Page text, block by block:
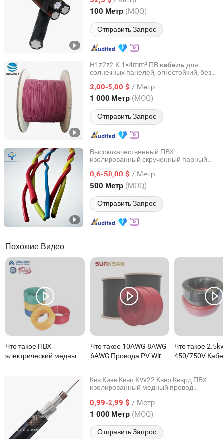
линии передачи
100 Метр (MOQ)
Отправить Запрос
Henan, China с 2026
H1z2z2-K 1×4mm² ПВ кабель для
солнечных панелей, огнестойкий, без
2,00-5,00 $ / Метр
1 000 Метр (MOQ)
Отправить Запрос
Inner Mongolia Zhengbiao Jinda Cable Co., Ltd.
InnerMongolia, China с 2026
Высококачественный ПВХ
изолированный скрученный парный
резиновый электрический провод для
изолированного гибкого скрученного
парного кабеля Rvs
0,6-50,00 $ / Метр
500 Метр (MOQ)
Отправить Запрос
Henan Yuyunxin Cable Co., Ltd.
Henan, China с 2026
Похожие Видео
Что такое ПВХ
электрический медный
гибкий электрический
Что такое 10AWG 8AWG
6AWG Провода PV Wire
алюминиевые
электрические
системы солнечной
энергии
Что такое
450/750V
ПВХ
Квв Киев Кввп Kvv22 Кввр Квврд ПВХ
изолированный медный провод
электрический провод
0,99-2,99 $ / Метр
1 000 Метр (MOQ)
Отправить Запрос
Henan Jinshui Cable Group Co., Ltd.
Henan, China с 2007